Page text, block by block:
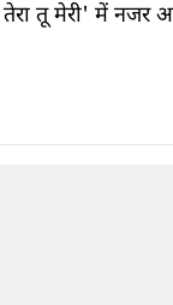
तू मेरी' में नजर